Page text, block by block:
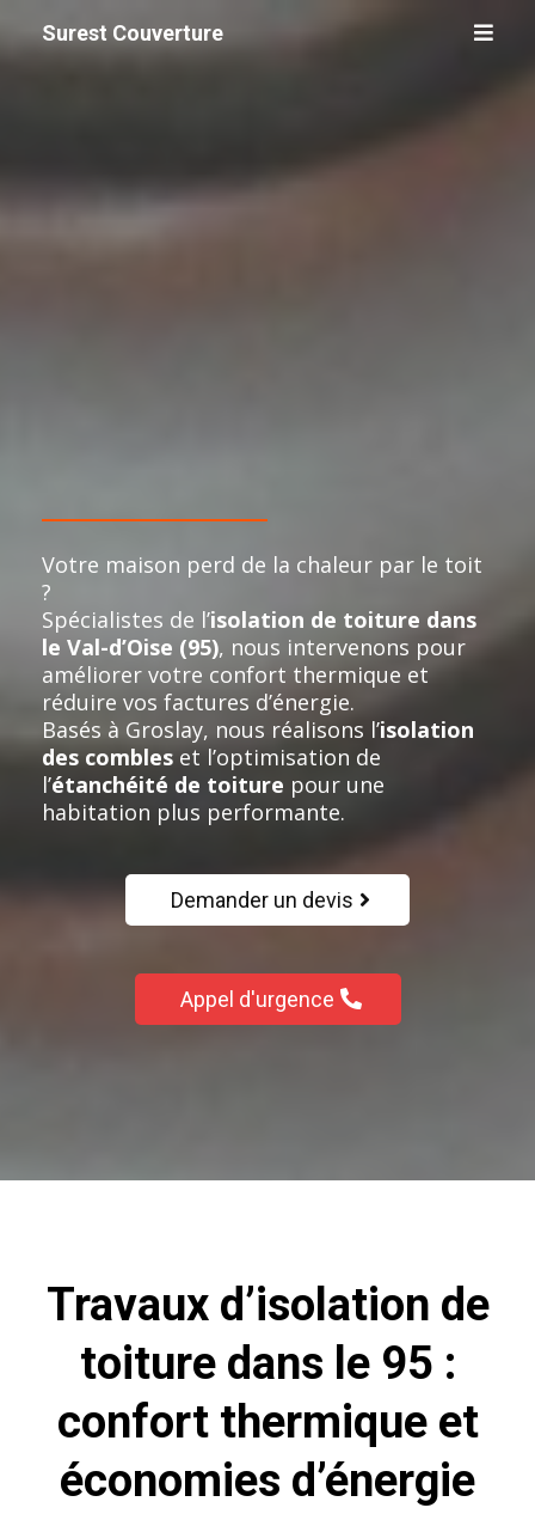
Surest Couverture
Votre maison perd de la chaleur par le toit
?
Spécialistes de l’isolation de toiture dans
le Val-d’Oise (95), nous intervenons pour
améliorer votre confort thermique et
réduire vos factures d’énergie.
Basés à Groslay, nous réalisons l’isolation
des combles et l’optimisation de
l’étanchéité de toiture pour une
habitation plus performante.
Demander un devis
Appel d'urgence
Travaux d’isolation de
toiture dans le 95 :
confort thermique et
économies d’énergie